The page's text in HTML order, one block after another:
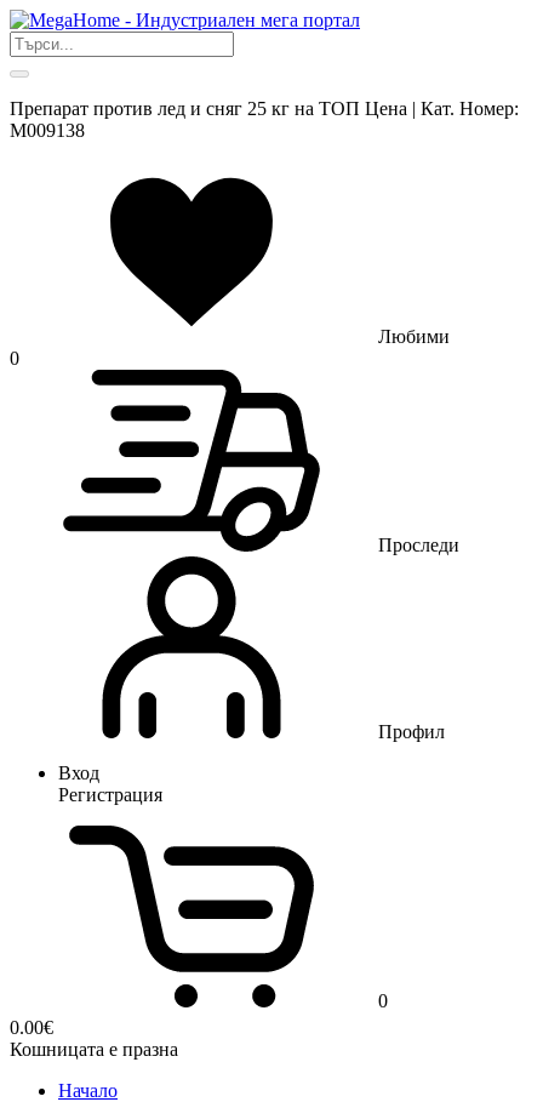
Препарат против лед и сняг 25 кг на ТОП Цена | Кат. Номер:
M009138
Любими
0
Проследи
Профил
Вход
Регистрация
0
0.00€
Кошницата е празна
Начало